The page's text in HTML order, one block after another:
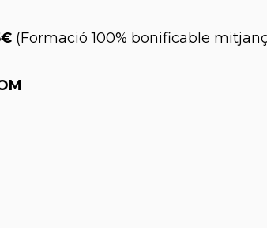
(Formació 100% bonificable